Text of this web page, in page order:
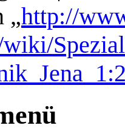
„http://
wiki/